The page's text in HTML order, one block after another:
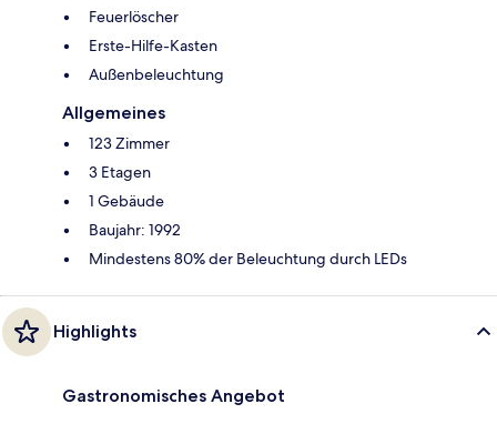
Feuerlöscher
Ers­te-Hil­fe-Kas­ten
Außenbeleuchtung
Allgemeines
123 Zimmer
3 Etagen
1 Gebäude
Baujahr: 1992
Mindestens 80% der Beleuchtung durch LEDs
Highlights
Gastronomisches Angebot